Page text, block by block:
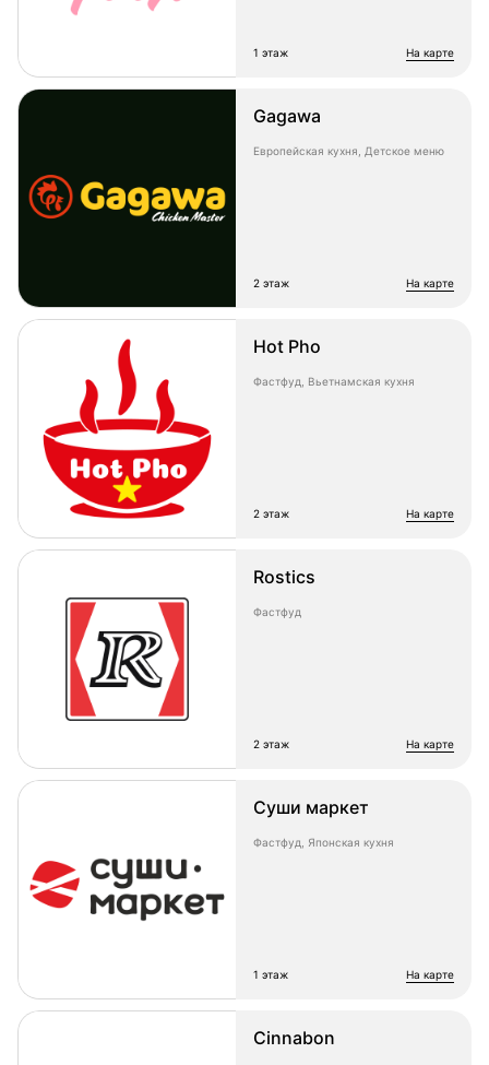
1 этаж на карте
Gagawa
Европейская кухня, Детское меню
2 этаж на карте
Hot Pho
Фастфуд, Вьетнамская кухня
2 этаж на карте
Rostics
Фастфуд
2 этаж на карте
Суши маркет
Фастфуд, Японская кухня
1 этаж на карте
Cinnabon